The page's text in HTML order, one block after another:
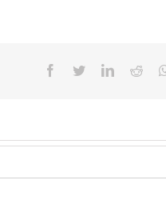
Facebook
TwitterLinkedIn